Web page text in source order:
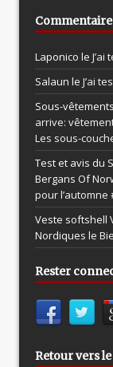
Laponico le
Salaun le J’ai
Sous-
arrive:
Les sous-
Test et avis du
Bergans Of
pour l’automne
Veste softshell
Nordiques le
Rester
Retour vers